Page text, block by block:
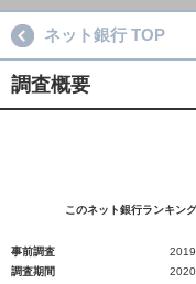
ネット銀行 TOP
調査概要
このネット銀行ランキン
事前調査
調査期間